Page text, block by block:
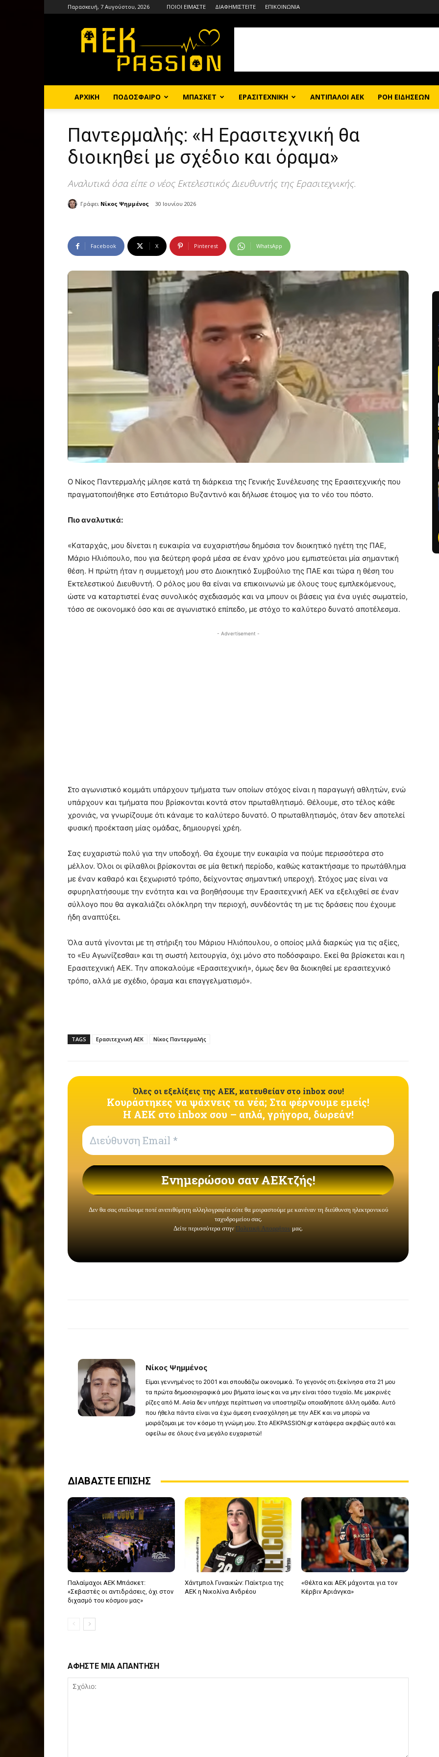
Παρασκευή, 7 Αυγούστου, 2026 ΠΟΙΟΙ ΕΙΜΑΣΤΕ ΔΙΑΦΗΜΙΣΤΕΙΤΕ ΕΠΙΚΟΙΝΩΝΙΑ
ΑΡΧΙΚΗ ΠΟΔΟΣΦΑΙΡΟ ΜΠΑΣΚΕΤ ΕΡΑΣΙΤΕΧΝΙΚΗ ΑΝΤΙΠΑΛΟΙ ΑΕΚ ΡΟΗ ΕΙΔΗΣΕΩΝ
Παντερμαλής: «Η Ερασιτεχνική θα
διοικηθεί με σχέδιο και όραμα»
Αναλυτικά όσα είπε ο νέος Εκτελεστικός Διευθυντής της Ερασιτεχνικής.
Γράφει Νίκος Ψημμένος 30 Ιουνίου 2026
Facebook X Pinterest WhatsApp
Ο Νίκος Παντερμαλής μίλησε κατά τη διάρκεια της Γενικής Συνέλευσης της Ερασιτεχνικής που
πραγματοποιήθηκε στο Εστιάτοριο Βυζαντινό και δήλωσε έτοιμος για το νέο του πόστο.
Πιο αναλυτικά:
«Kαταρχάς, μου δίνεται η ευκαιρία να ευχαριστήσω δημόσια τον διοικητικό ηγέτη της ΠΑΕ,
Μάριο Ηλιόπουλο, που για δεύτερη φορά μέσα σε έναν χρόνο μου εμπιστεύεται μία σημαντική
θέση. Η πρώτη ήταν η συμμετοχή μου στο Διοικητικό Συμβούλιο της ΠΑΕ και τώρα η θέση του
Εκτελεστικού Διευθυντή. Ο ρόλος μου θα είναι να επικοινωνώ με όλους τους εμπλεκόμενους,
ώστε να καταρτιστεί ένας συνολικός σχεδιασμός και να μπουν οι βάσεις για ένα υγιές σωματείο,
τόσο σε οικονομικό όσο και σε αγωνιστικό επίπεδο, με στόχο το καλύτερο δυνατό αποτέλεσμα.
- Advertisement -
Στο αγωνιστικό κομμάτι υπάρχουν τμήματα των οποίων στόχος είναι η παραγωγή αθλητών, ενώ
υπάρχουν και τμήματα που βρίσκονται κοντά στον πρωταθλητισμό. Θέλουμε, στο τέλος κάθε
χρονιάς, να γνωρίζουμε ότι κάναμε το καλύτερο δυνατό. Ο πρωταθλητισμός, όταν δεν αποτελεί
φυσική προέκταση μίας ομάδας, δημιουργεί χρέη.
Σας ευχαριστώ πολύ για την υποδοχή. Θα έχουμε την ευκαιρία να πούμε περισσότερα στο
μέλλον. Όλοι οι φίλαθλοι βρίσκονται σε μία θετική περίοδο, καθώς κατακτήσαμε το πρωτάθλημα
με έναν καθαρό και ξεχωριστό τρόπο, δείχνοντας σημαντική υπεροχή. Στόχος μας είναι να
σφυρηλατήσουμε την ενότητα και να βοηθήσουμε την Ερασιτεχνική ΑΕΚ να εξελιχθεί σε έναν
σύλλογο που θα αγκαλιάζει ολόκληρη την περιοχή, συνδέοντάς τη με τις δράσεις που έχουμε
ήδη αναπτύξει.
Όλα αυτά γίνονται με τη στήριξη του Μάριου Ηλιόπουλου, ο οποίος μιλά διαρκώς για τις αξίες,
το «Ευ Αγωνίζεσθαι» και τη σωστή λειτουργία, όχι μόνο στο ποδόσφαιρο. Εκεί θα βρίσκεται και η
Ερασιτεχνική ΑΕΚ. Την αποκαλούμε «Ερασιτεχνική», όμως δεν θα διοικηθεί με ερασιτεχνικό
τρόπο, αλλά με σχέδιο, όραμα και επαγγελματισμό».
TAGS Ερασιτεχνική ΑΕΚ Νίκος Παντερμαλής
Νίκος Ψημμένος
Είμαι γεννημένος το 2001 και σπουδάζω οικονομικά. Το γεγονός οτι ξεκίνησα στα 21 μου
τα πρώτα δημοσιογραφικά μου βήματα ίσως και να μην είναι τόσο τυχαίο. Με μακρινές
ρίζες από Μ. Ασία δεν υπήρχε περίπτωση να υποστηρίζω οποιαδήποτε άλλη ομάδα. Αυτό
που ήθελα πάντα είναι να έχω άμεση ενασχόληση με την ΑΕΚ και να μπορώ να
μοιράζομαι με τον κόσμο τη γνώμη μου. Στο AEKPASSION.gr κατάφερα ακριβώς αυτό και
οφείλω σε όλους ένα μεγάλο ευχαριστώ!
ΔΙΑΒΑΣΤΕ ΕΠΙΣΗΣ
Παλαίμαχοι ΑΕΚ Μπάσκετ:
«Σεβαστές οι αντιδράσεις, όχι στον
διχασμό του κόσμου μας»
Χάντμπολ Γυναικών: Παίκτρια της
ΑΕΚ η Νικολίνα Ανδρέου
«Θέλτα και ΑΕΚ μάχονται για τον
Κέρβιν Αριάνγκα»
ΑΦΗΣΤΕ ΜΙΑ ΑΠΑΝΤΗΣΗ